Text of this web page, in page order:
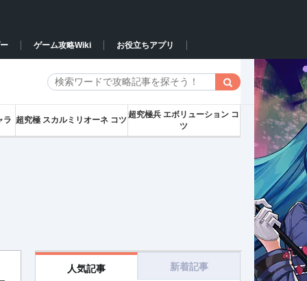
ゲーム攻略Wiki お役立ちアプリ
ラ 超究極 スカルミリオーネ コツ
超究極兵 エボリューション コ
ツ
人気記事 新着記事